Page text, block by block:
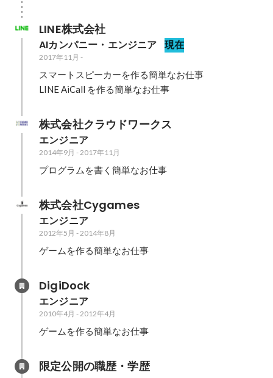
LINE株式会社
AIカンパニー・エンジニア 現在
2017年11月 -
スマートスピーカーを作る簡単なお仕事
LINE AiCall を作る簡単なお仕事
株式会社クラウドワークス
エンジニア
2014年9月 - 2017年11月
プログラムを書く簡単なお仕事
株式会社Cygames
エンジニア
2012年5月 - 2014年8月
ゲームを作る簡単なお仕事
DigiDock
エンジニア
2010年4月 - 2012年4月
ゲームを作る簡単なお仕事
限定公開の職歴・学歴